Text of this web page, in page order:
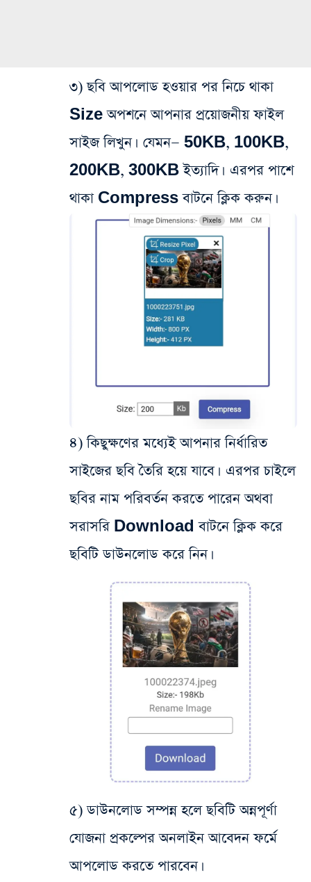
৩) ছবি আপলোড হওয়ার পর নিচে থাকা
Size অপশনে আপনার প্রয়োজনীয় ফাইল
সাইজ লিখুন। যেমন— 50KB, 100KB,
200KB, 300KB ইত্যাদি। এরপর পাশে
থাকা Compress বাটনে ক্লিক করুন।
৪) কিছুক্ষণের মধ্যেই আপনার নির্ধারিত
সাইজের ছবি তৈরি হয়ে যাবে। এরপর চাইলে
ছবির নাম পরিবর্তন করতে পারেন অথবা
সরাসরি Download বাটনে ক্লিক করে
ছবিটি ডাউনলোড করে নিন।
৫) ডাউনলোড সম্পন্ন হলে ছবিটি অন্নপূর্ণা
যোজনা প্রকল্পের অনলাইন আবেদন ফর্মে
আপলোড করতে পারবেন।